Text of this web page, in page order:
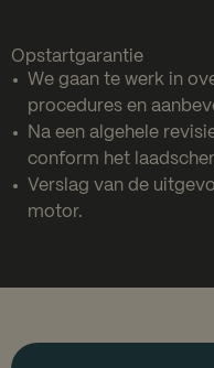
Opstartgarantie
We gaan te werk in
procedures en
Na een algehele
conform het
Verslag van de
motor.